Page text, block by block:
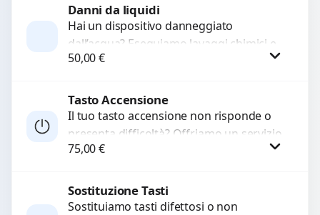
Richiedi Preventivo
Danni da liquidi
Hai un dispositivo danneggiato
dall’acqua? Eseguiamo lavaggi chimici e
pulizia agli ultrasuoni per rimuovere
recuperare...
50,00€
Procedi
Tasto Accensione
Il tuo tasto accensione non risponde o
presenta difficoltà? Offriamo un servizio
professionale di riparazione o
75,00€
Procedi
Sostituzione Tasti
Sostituiamo tasti difettosi o non